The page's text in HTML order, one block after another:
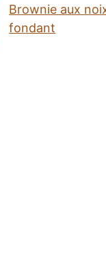
Brownie aux
fondant